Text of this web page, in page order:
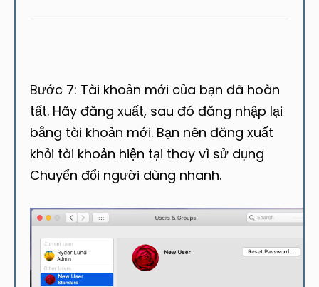
Bước 7: Tài khoản mới của bạn đã hoàn
tất. Hãy đăng xuất, sau đó đăng nhập lại
bằng tài khoản mới. Bạn nên đăng xuất
khỏi tài khoản hiện tại thay vì sử dụng
Chuyển đổi người dùng nhanh.